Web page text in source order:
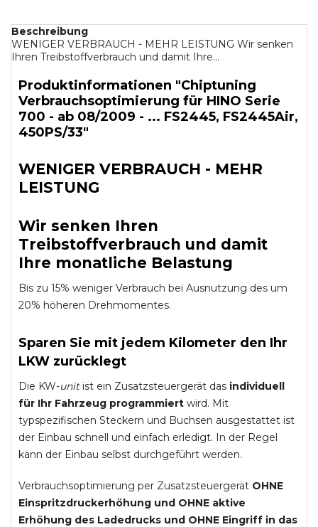
Beschreibung
WENIGER VERBRAUCH - MEHR LEISTUNG Wir senken
Ihren Treibstoffverbrauch und damit Ihre...
Produktinformationen "Chiptuning
Verbrauchsoptimierung für HINO Serie
700 - ab 08/2009 - ... FS2445, FS2445Air,
450PS/33"
WENIGER VERBRAUCH - MEHR
LEISTUNG
Wir senken Ihren
Treibstoffverbrauch und damit
Ihre monatliche Belastung
Bis zu 15% weniger Verbrauch bei Ausnutzung des um
20% höheren Drehmomentes.
Sparen Sie mit jedem Kilometer den Ihr
LKW zurücklegt
Die KW-unitist ein Zusatzsteuergerät das individuell
für Ihr Fahrzeug programmiert wird. Mit
typspezifischen Steckern und Buchsen ausgestattet ist
der Einbau schnell und einfach erledigt. In der Regel
kann der Einbau selbst durchgeführt werden.
Verbrauchsoptimierung per Zusatzsteuergerät OHNE
Einspritzdruckerhöhung und OHNE aktive
Erhöhung des Ladedrucks und OHNE Eingriff in das